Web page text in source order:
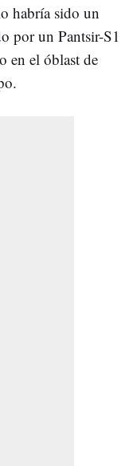
habría sido un
por un Pantsir-S1
en el óblast de